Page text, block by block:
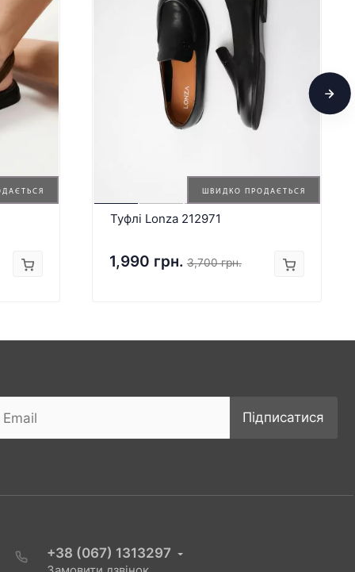
ШВИДКО ПРОДАЄТЬСЯ
Туфлі Lonza 212971
1,990 грн. 3,700 грн.
Підписатися
+38 (067) 1313297